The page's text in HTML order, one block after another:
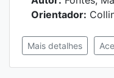
Orientador:
Mais detalhes